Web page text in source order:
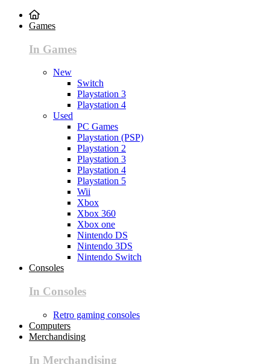
Games
In Games
New
Switch
Playstation 3
Playstation 4
Used
PC Games
Playstation (PSP)
Playstation 2
Playstation 3
Playstation 4
Playstation 5
Wii
Xbox
Xbox 360
Xbox one
Nintendo DS
Nintendo 3DS
Nintendo Switch
Consoles
In Consoles
Retro gaming consoles
Computers
Merchandising
In Merchandising